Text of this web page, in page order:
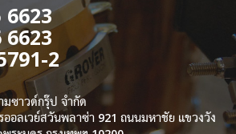
6623
6623
2
ซาวด์กรุ๊ป จำกัด
อลเวย์สวันพลาซ่า 921 ถนนมหาชัย แขวงวัง